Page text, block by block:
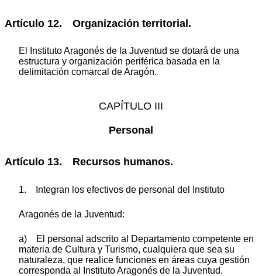
Artículo 12. Organización territorial.
El Instituto Aragonés de la Juventud se dotará de una
estructura y organización periférica basada en la
delimitación comarcal de Aragón.
CAPÍTULO III
Personal
Artículo 13. Recursos humanos.
1. Integran los efectivos de personal del Instituto
Aragonés de la Juventud:
a) El personal adscrito al Departamento competente en
materia de Cultura y Turismo, cualquiera que sea su
naturaleza, que realice funciones en áreas cuya gestión
corresponda al Instituto Aragonés de la Juventud.